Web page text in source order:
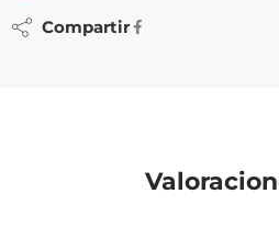
Compartir